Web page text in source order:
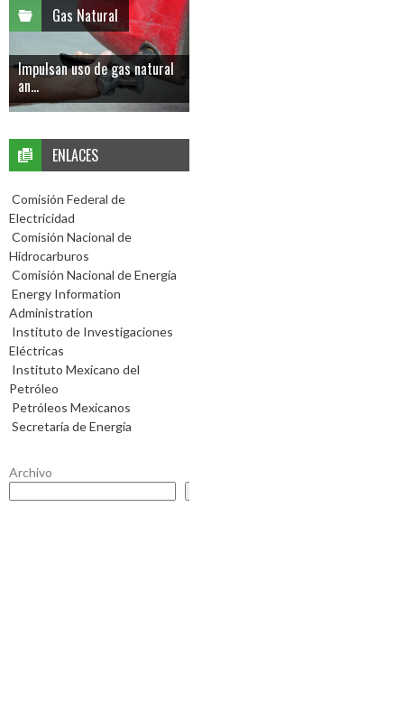
Gas Natural
Impulsan uso de gas natural
an...
ENLACES
Comisión Federal de
Electricidad
Comisión Nacional de
Hidrocarburos
Comisión Nacional de Energía
Energy Information
Administration
Instituto de Investigaciones
Eléctricas
Instituto Mexicano del
Petróleo
Petróleos Mexicanos
Secretaría de Energía
Archivo